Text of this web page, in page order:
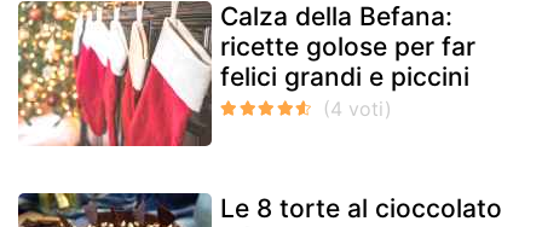
Calza della Befana:
ricette golose per far
felici grandi e piccini
Le 8 torte al cioccolato